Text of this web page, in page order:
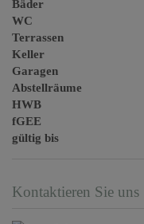
Bäder
WC
Terrassen
Keller
Garagen
Abstellräume
HWB
fGEE
gültig bis
Kontaktieren Sie uns